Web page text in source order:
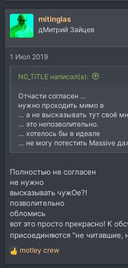
mitinglas
дМитрий Зайцев
1 Июл 2019
N0_TiTLE написал(а):
Отчасти согласен ...
нужно проходить мимо в
... а не высказывать тут своё
... это непозволительно.
... хотелось бы в идеале
... не могу потестить Massive
Полностью не согласен
не нужно
высказывать чужОе?!
позволительно
обломись
вот это просто прекрасно! К
присоединяются "не читавшие,
Р
е
motley crew